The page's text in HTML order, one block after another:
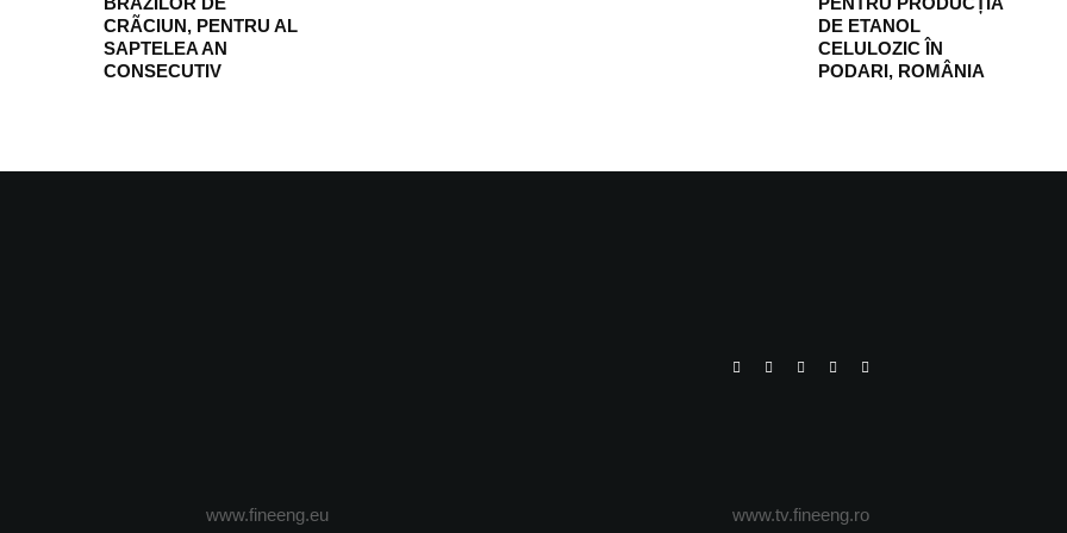
CRÃCIUN, PENTRU AL
SAPTELEA AN
CONSECUTIV
DE ETANOL
CELULOZIC ÎN
PODARI, ROMÂNIA
www.fineeng.eu www.tv.fineeng.ro